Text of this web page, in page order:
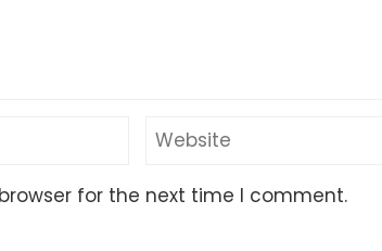
for the next time I comment.